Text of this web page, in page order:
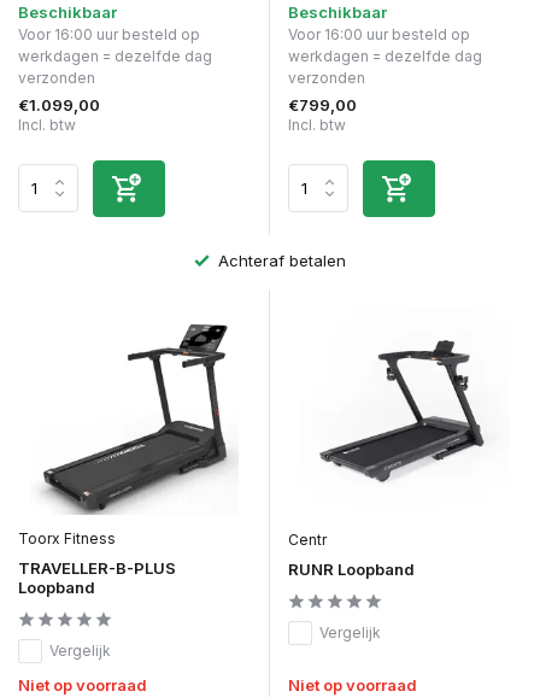
Beschikbaar
Voor 16:00 uur besteld op
werkdagen = dezelfde dag
verzonden
€1.099,00
Incl. btw
Beschikbaar
Voor 16:00 uur besteld op
werkdagen = dezelfde dag
verzonden
€799,00
Incl. btw
Achteraf betalen
Toorx Fitness
TRAVELLER-B-PLUS
Loopband
Vergelijk
Niet op voorraad
Centr
RUNR Loopband
Vergelijk
Niet op voorraad